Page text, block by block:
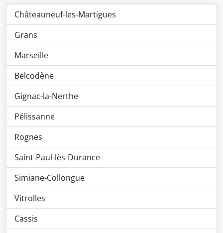
Châteauneuf-les-Martigues
Grans
Marseille
Belcodène
Gignac-la-Nerthe
Pélissanne
Rognes
Saint-Paul-lès-Durance
Simiane-Collongue
Vitrolles
Cassis